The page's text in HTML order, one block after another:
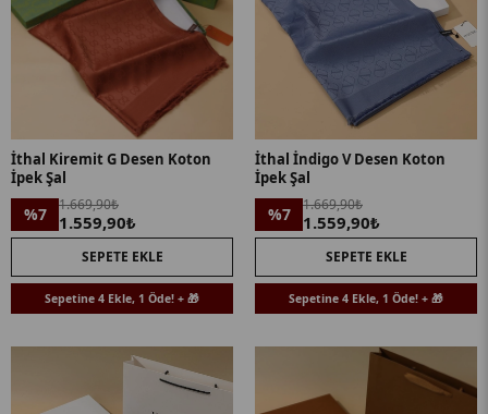
İthal Kiremit G Desen Koton
İpek Şal
%7 1.669,90₺
1.559,90₺
SEPETE EKLE
Sepetine 4 Ekle, 1 Öde! + 🎁
İthal İndigo V Desen Koton
İpek Şal
%7 1.669,90₺
1.559,90₺
SEPETE EKLE
Sepetine 4 Ekle, 1 Öde! + 🎁